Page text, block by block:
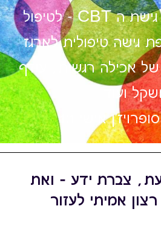
המבוססות לפי גישת ה CBT - לטיפול
גישה טיפולית לארגז
אכילה רגשית, עודף
ועוד
אישי 1:1
צברת ידע – ואת
אמיתי לעזור